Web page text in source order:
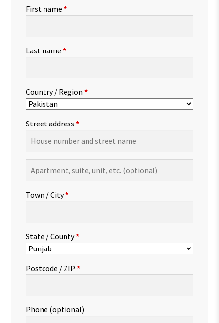
First name *
Last name *
Country / Region *
Street address *
suite,
etc.(optional)
Town / City*
State / County*
Postcode / ZIP *
Phone (optional)